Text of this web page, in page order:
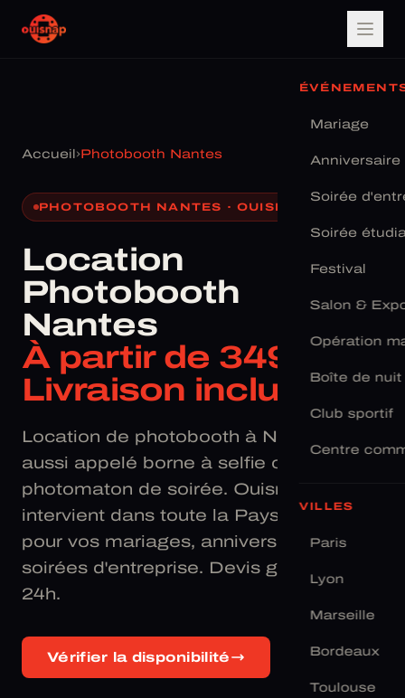
Mariage
Anniversaire
Soirée
Soirée
Festival
Salon &
Opération
Boîte de nuit
Club sportif
Centre
VILLES
Paris
Lyon
Marseille
Bordeaux
Toulouse
Accueil ›Photobooth Nantes
PHOTOBOOTH NANTES · OUISNAP
Location
Photobooth
Nantes
À partir de 349 € ·
Livraison incluse
Location de photobooth à Nantes —
aussi appelé borne à selfie ou
photomaton de soirée. Ouisnap
intervient dans toute la Pays de la Loire
pour vos mariages, anniversaires et
soirées d'entreprise. Devis gratuit sous
24h.
Vérifier la disponibilité